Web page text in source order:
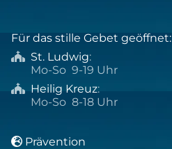
Für das stille Gebet geöffnet:
 St. Ludwig:
Mo-So 9-19 Uhr
 Heilig Kreuz:
Mo-So 8-18 Uhr
 Prävention